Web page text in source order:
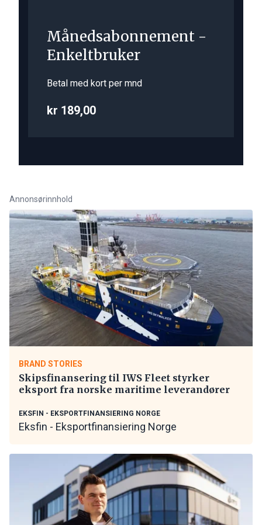
Månedsabonnement -
Enkeltbruker
Betal med kort per mnd
kr 189,00
Annonsørinnhold
BRAND STORIES
Skipsfinansering til IWS Fleet styrker
eksport fra norske maritime leverandører
EKSFIN - EKSPORTFINANSIERING NORGE
Eksfin - Eksportfinansiering Norge